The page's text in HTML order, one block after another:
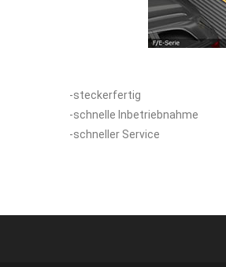
-steckerfertig
-schnelle Inbetriebnahme
-schneller Service